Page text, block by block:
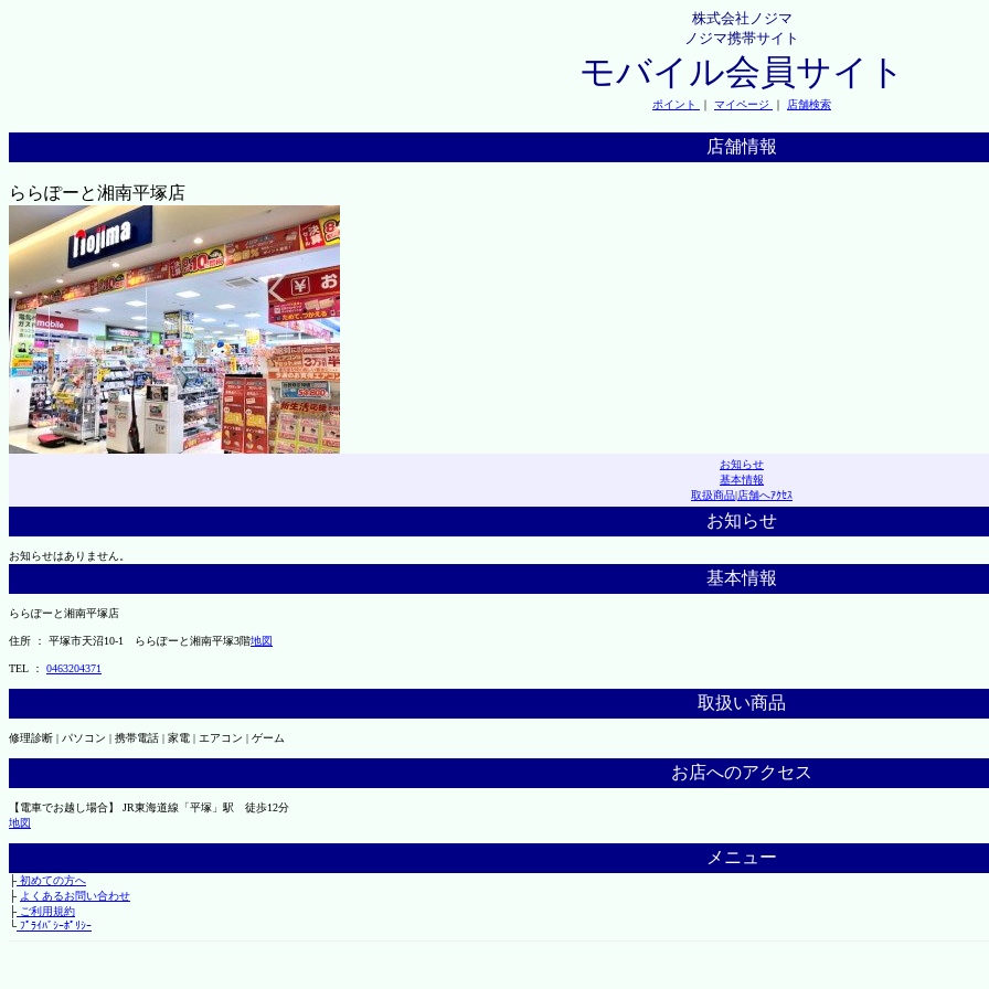
株式会社ノジマ
ノジマ携帯サイト
モバイル会員サイト
ポイント ｜ マイページ ｜ 店舗検索
店舗情報
ららぽーと湘南平塚店
お知らせ
基本情報
取扱商品|店舗へｱｸｾｽ
お知らせ
お知らせはありません。
基本情報
ららぽーと湘南平塚店
住所 ： 平塚市天沼10-1 ららぽーと湘南平塚3階地図
TEL ： 0463204371
取扱い商品
修理診断 | パソコン | 携帯電話 | 家電 | エアコン | ゲーム
お店へのアクセス
【電車でお越し場合】 JR東海道線「平塚」駅 徒歩12分
地図
メニュー
├初めての方へ
├ よくあるお問い合わせ
├ご利用規約
└ﾌﾟﾗｲﾊﾞｼｰﾎﾟﾘｼｰ